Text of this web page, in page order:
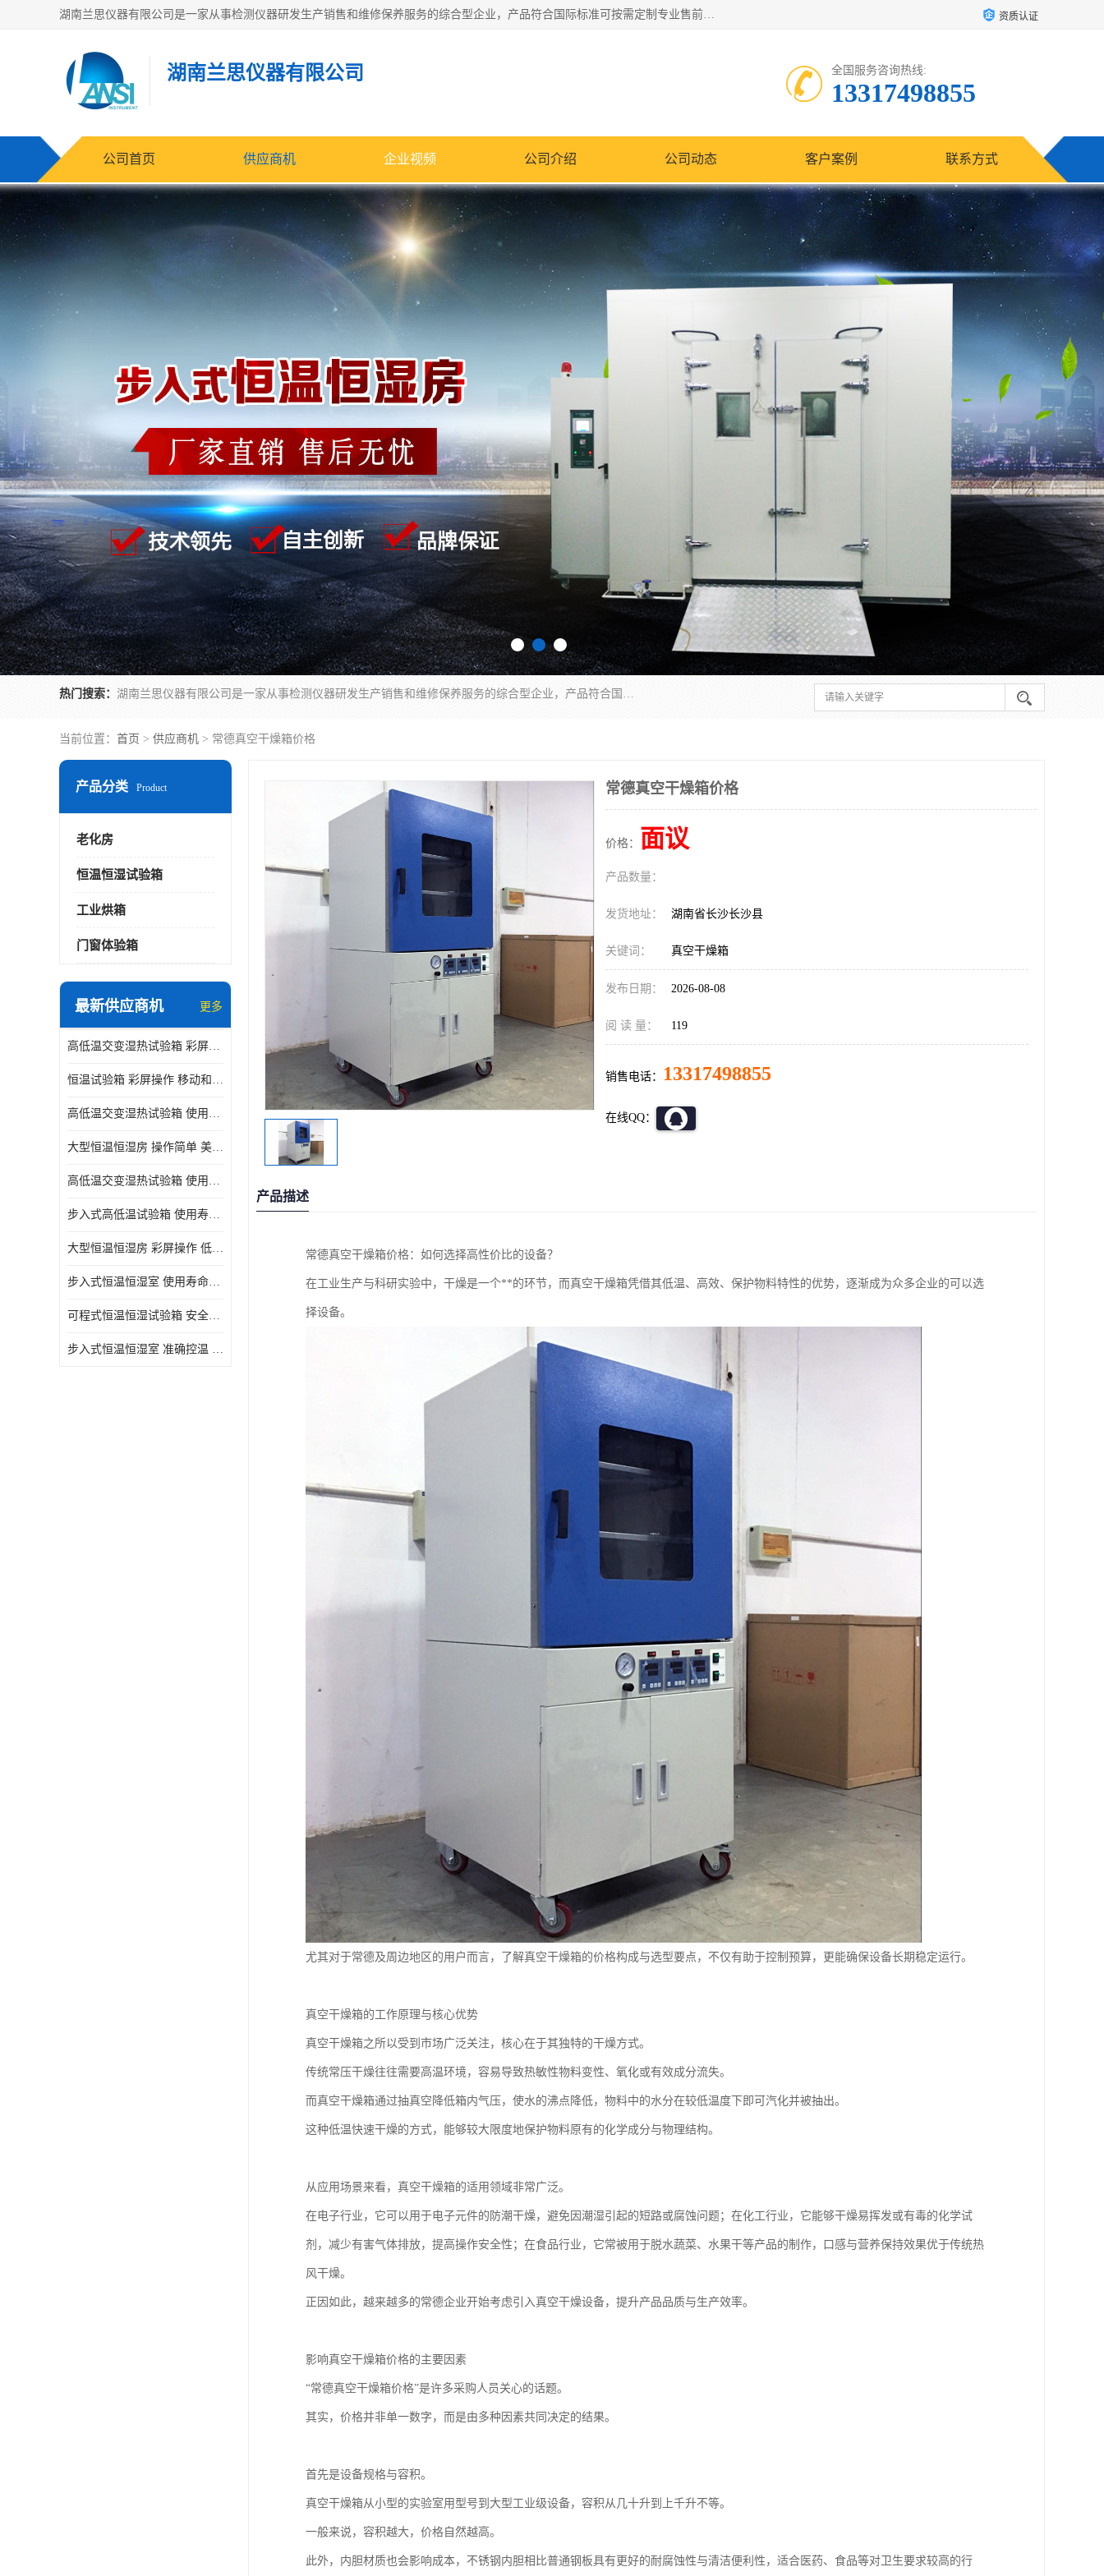
湖南兰思仪器有限公司是一家从事检测仪器研发生产销售和维修保养服务的综合型企业，产品符合国际标准可按需定制专业售前售后工程师，主要有门窗性能体验箱、门窗隔音展示箱、恒温恒湿试验箱、步入式恒温恒湿房、高低温试验箱、老化试验箱、老化试验房、恒温恒湿培养箱、水泥标准养护试验箱、电热鼓风干燥试验箱、真空干燥箱、工业烤箱、盐雾腐蚀试验箱等。 资质认证
湖南兰思仪器有限公司 全国服务咨询热线:
13317498855
公司首页 供应商机 企业视频 公司介绍 公司动态 客户案例 联系方式
热门搜索： 湖南兰思仪器有限公司是一家从事检测仪器研发生产销售和维修保养服务的综合型企业，产品符合国际标准可按需定制专业售前售后工程师，主要有门窗性能体验箱、门窗隔音展示箱、恒温恒湿试验箱、步入式恒温恒湿房、高低温试验箱、老化试验箱、老化试验房、恒温恒湿培养箱、水泥标准养护试验箱、电热鼓风干燥试验箱、真空干燥箱、工业烤箱、盐雾腐蚀试验箱等。
当前位置： 首页 > 供应商机 > 常德真空干燥箱价格
产品分类 Product
老化房
恒温恒湿试验箱
工业烘箱
门窗体验箱
最新供应商机 更多
高低温交变湿热试验箱 彩屏操作 移动和放置方便
恒温试验箱 彩屏操作 移动和放置方便
高低温交变湿热试验箱 使用寿命长 优良外油漆
大型恒温恒湿房 操作简单 美观实用 清洁更方便
高低温交变湿热试验箱 使用寿命长 造型美观大方新颖
步入式高低温试验箱 使用寿命长 低耗电量 平稳电流
大型恒温恒湿房 彩屏操作 低耗电量 平稳电流
步入式恒温恒湿室 使用寿命长 移动和放置方便
可程式恒温恒湿试验箱 安全可靠 美观实用 清洁更方便
步入式恒温恒湿室 准确控温 试验周期自动化程度高
常德真空干燥箱价格
价格： 面议
产品数量：
发货地址： 湖南省长沙长沙县
关键词： 真空干燥箱
发布日期： 2026-08-08
阅 读 量： 119
销售电话： 13317498855
在线QQ：
产品描述
常德真空干燥箱价格：如何选择高性价比的设备？
在工业生产与科研实验中，干燥是一个**的环节，而真空干燥箱凭借其低温、高效、保护物料特性的优势，逐渐成为众多企业的可以选
择设备。
尤其对于常德及周边地区的用户而言，了解真空干燥箱的价格构成与选型要点，不仅有助于控制预算，更能确保设备长期稳定运行。
真空干燥箱的工作原理与核心优势
真空干燥箱之所以受到市场广泛关注，核心在于其独特的干燥方式。
传统常压干燥往往需要高温环境，容易导致热敏性物料变性、氧化或有效成分流失。
而真空干燥箱通过抽真空降低箱内气压，使水的沸点降低，物料中的水分在较低温度下即可汽化并被抽出。
这种低温快速干燥的方式，能够较大限度地保护物料原有的化学成分与物理结构。
从应用场景来看，真空干燥箱的适用领域非常广泛。
在电子行业，它可以用于电子元件的防潮干燥，避免因潮湿引起的短路或腐蚀问题；在化工行业，它能够干燥易挥发或有毒的化学试
剂，减少有害气体排放，提高操作安全性；在食品行业，它常被用于脱水蔬菜、水果干等产品的制作，口感与营养保持效果优于传统热
风干燥。
正因如此，越来越多的常德企业开始考虑引入真空干燥设备，提升产品品质与生产效率。
影响真空干燥箱价格的主要因素
“常德真空干燥箱价格”是许多采购人员关心的话题。
其实，价格并非单一数字，而是由多种因素共同决定的结果。
首先是设备规格与容积。
真空干燥箱从小型的实验室用型号到大型工业级设备，容积从几十升到上千升不等。
一般来说，容积越大，价格自然越高。
此外，内胆材质也会影响成本，不锈钢内胆相比普通钢板具有更好的耐腐蚀性与清洁便利性，适合医药、食品等对卫生要求较高的行